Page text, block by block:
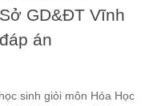
GD&ĐT Vĩnh
án
sinh giỏi môn Hóa Học